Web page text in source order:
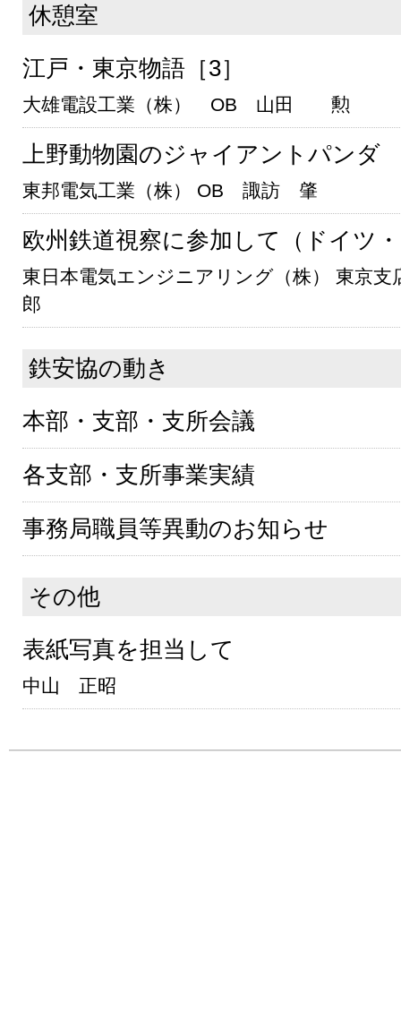
休憩室
江戸・東京物語［3］
大雄電設工業（株） OB 山田 勲
上野動物園のジャイアントパンダ
東邦電気工業（株） OB 諏訪 肇
欧州鉄道視察に参加して（ドイツ
東日本電気エンジニアリング（株） 東
郎
鉄安協の動き
本部・支部・支所会議
各支部・支所事業実績
事務局職員等異動のお知らせ
その他
表紙写真を担当して
中山 正昭